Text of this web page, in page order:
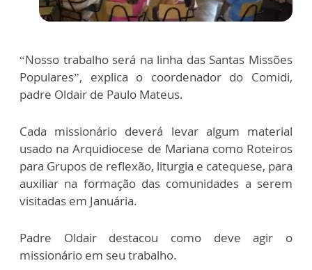
“Nosso trabalho será na linha das Santas Missões
Populares”, explica o coordenador do Comidi,
padre Oldair de Paulo Mateus.
Cada missionário deverá levar algum material
usado na Arquidiocese de Mariana como Roteiros
para Grupos de reflexão, liturgia e catequese, para
auxiliar na formação das comunidades a serem
visitadas em Januária.
Padre Oldair destacou como deve agir o
missionário em seu trabalho.